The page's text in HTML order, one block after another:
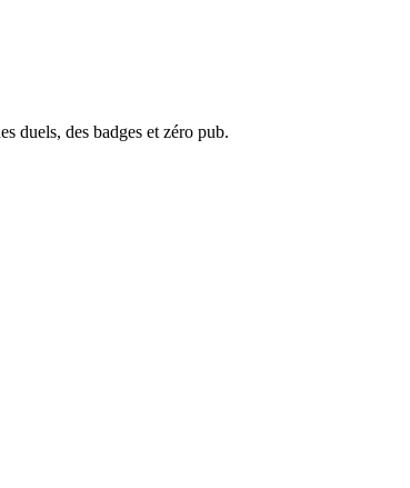
duels, des badges et zéro pub.